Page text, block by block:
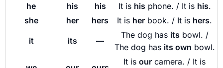
he
his his It is his phone. / It is his.
she
her hers It is her book. / It is hers.
it its —
The dog has its bowl. /
The dog has its own bowl.
It is our camera. / It is